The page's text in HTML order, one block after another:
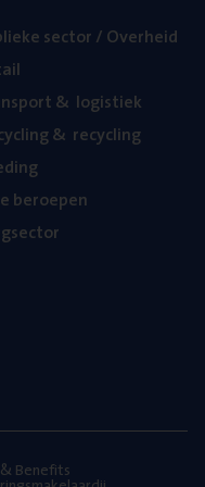
sec­tor / Overheid
& logistiek
& recycling
beroe­pen
Benefits